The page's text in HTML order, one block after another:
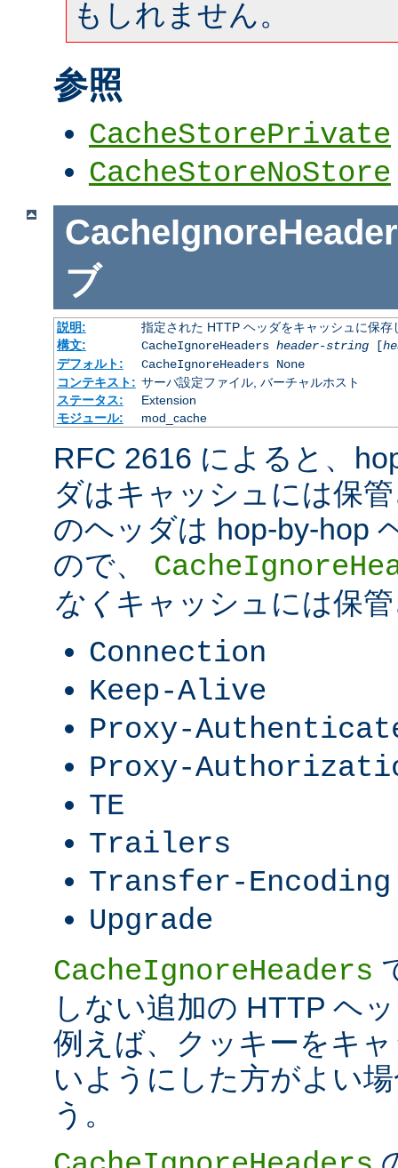
もしれません。
参照
CacheStorePrivate
CacheStoreNoStore
ブ
説明:
指定された HTTP ヘッダをキャッシュに保存
構文:
CacheIgnoreHeaders header-string[
デフォルト:
CacheIgnoreHeaders None
コンテキスト: サーバ設定ファイル, バーチャルホスト
ステータス:
Extension
モジュール:
mod_cache
RFC 2616 によると、
ダはキャッシュには保
のヘッダは hop-by-hop
ので、
なく キャッシュには保
Connection
Keep-Alive
Proxy-
Proxy-
TE
Trailers
Transfer-Encoding
Upgrade
CacheIgnoreHeaders
しない追加の HTTP ヘ
例えば、クッキーをキ
いようにした方がよい
う。